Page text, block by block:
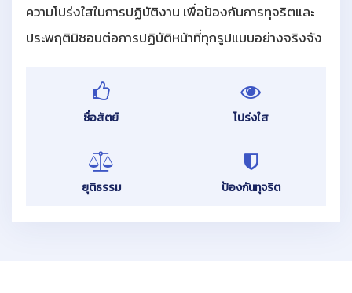
ความโปร่งใสในการปฏิบัติงาน เพื่อป้องกันการทุจริตและ
ประพฤติมิชอบต่อการปฏิบัติหน้าที่ทุกรูปแบบอย่างจริงจัง
ซื่อสัตย์ โปร่งใส
ยุติธรรม ป้องกันทุจริต